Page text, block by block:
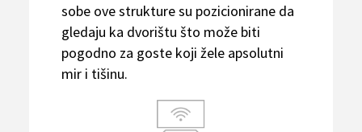
sobe ove strukture su pozicionirane da
gledaju ka dvorištu što može biti
pogodno za goste koji žele apsolutni
mir i tišinu.